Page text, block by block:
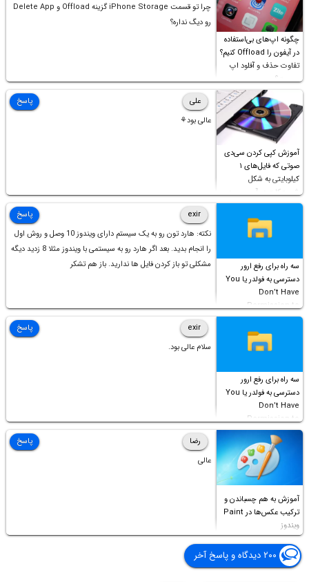
چگونه اپ‌های بی‌استفاده
در آیفون را Offload کنیم؟
تفاوت حذف و آفلود اپ
چیست؟
چرا تو قسمت iPhone Storage گزینه Offload و Delete App
رو دیگ نداره؟
آموزش کپی کردن سی‌دی
صوتی که فایل‌های ۱
کیلوبایتی به شکل
شورت‌کات در آن موجود
است!
علی
عالی بود⚘
پاسخ
سه راه برای رفع ارور
دسترسی به فولدر یا You
Don’t Have
Permission to
Access this folder
exir
نکته: هارد تون رو به یک سیستم دارای ویندوز 10 وصل و روش اول
را انجام بدید. بعد اگر هارد رو به سیستمی با ویندوز مثلا 8 زدید دیگه
مشکلی تو باز کردن فایل ها ندارید. باز هم تشکر
پاسخ
سه راه برای رفع ارور
دسترسی به فولدر یا You
Don’t Have
Permission to
Access this folder
exir
سلام عالی بود.
پاسخ
آموزش به هم چسباندن و
ترکیب عکس‌ها در Paint
ویندوز
رضا
عالی
پاسخ
۲۰۰ دیدگاه و پاسخ آخر